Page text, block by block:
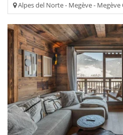
Alpes del Norte - Megève - Megève